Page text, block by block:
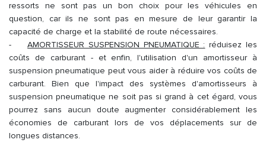
ressorts ne sont pas un bon choix pour les véhicules en
question, car ils ne sont pas en mesure de leur garantir la
capacité de charge et la stabilité de route nécessaires.
-AMORTISSEUR SUSPENSION PNEUMATIQUE : réduisez les
coûts de carburant - et enfin, l'utilisation d'un amortisseur à
suspension pneumatique peut vous aider à réduire vos coûts de
carburant. Bien que l'impact des systèmes d'amortisseurs à
suspension pneumatique ne soit pas si grand à cet égard, vous
pourrez sans aucun doute augmenter considérablement les
économies de carburant lors de vos déplacements sur de
longues distances.